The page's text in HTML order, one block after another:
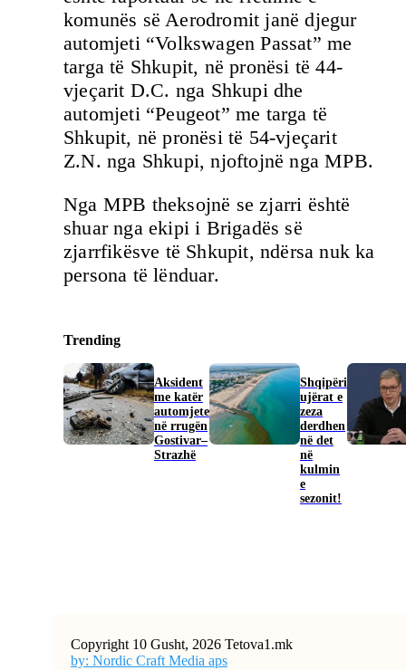
komunës së Aerodromit janë djegur
automjeti “Volkswagen Passat” me
targa të Shkupit, në pronësi të 44-
vjeçarit D.C. nga Shkupi dhe
automjeti “Peugeot” me targa të
Shkupit, në pronësi të 54-vjeçarit
Z.N. nga Shkupi, njoftojnë nga MPB.
Nga MPB theksojnë se zjarri është
shuar nga ekipi i Brigadës së
zjarrfikësve të Shkupit, ndërsa nuk ka
persona të lënduar.
Trending
Aksident
me katër
automjete
në rrugën
Gostivar–
Strazhë
Shqipëri
ujërat e
zeza
derdhen
në det
në
kulmin
e
sezonit!
Copyright 10 Gusht, 2026 Tetova1.mk
by: Nordic Craft Media aps